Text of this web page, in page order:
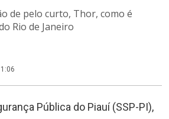
de pelo curto, Thor, como é
Rio de Janeiro
Pública do Piauí (SSP-PI),